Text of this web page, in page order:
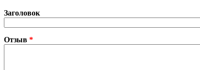
Заголовок
Отзыв *